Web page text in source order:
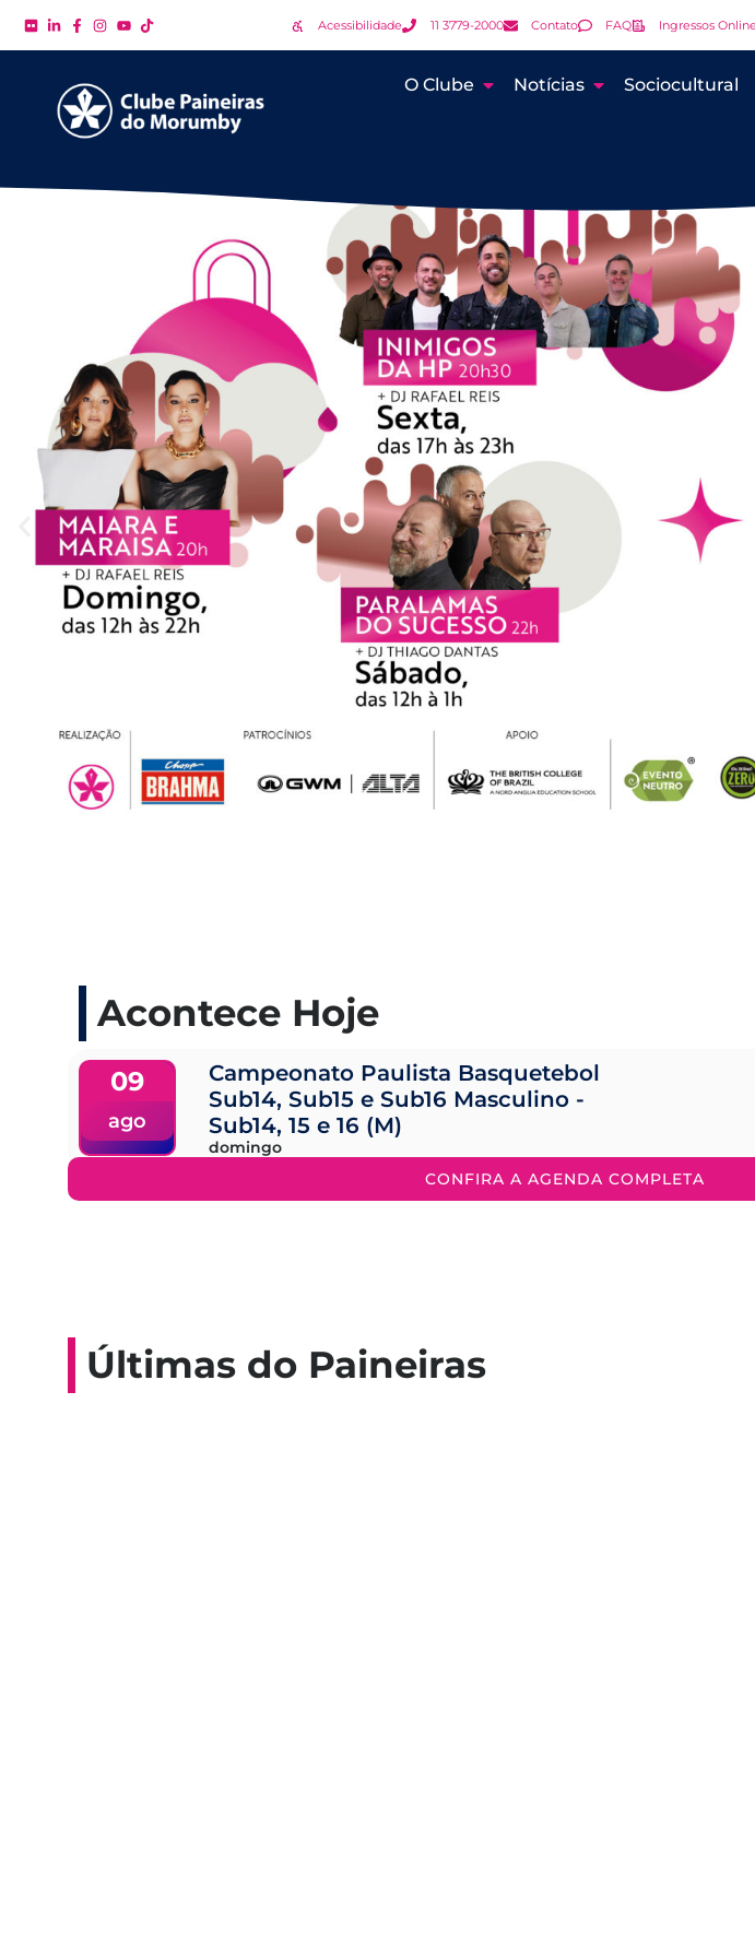
Acessibilidade 11 3779-2000 Contato FAQ Ingressos
O Clube Notícias Sociocultural
Acontece Hoje
09
ago
Campeonato Paulista Basquetebol
Sub14, Sub15 e Sub16 Masculino -
Sub14, 15 e 16 (M)
domingo
CONFIRA A AGENDA COMPLETA
Últimas do Paineiras